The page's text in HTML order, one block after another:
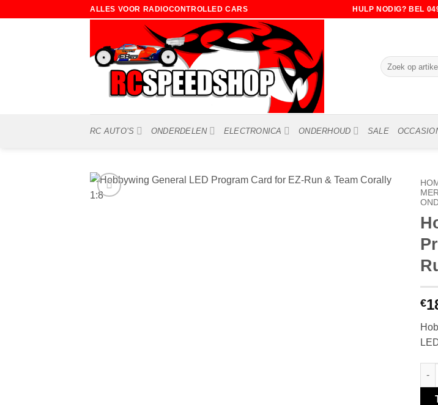
ALLES VOOR RADIOCONTROLLED CARS HULP NODIG? BEL
Zoeken
naar:
RC AUTO’S ONDERDELEN ELECTRONICA ONDERHOUD SALE
€